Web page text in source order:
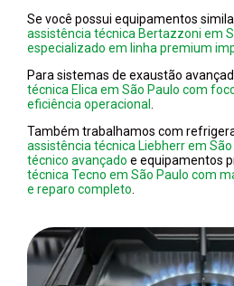
Se você possui equipamentos
assistência técnica Bertazzoni em
especializado em linha premium
Para sistemas de exaustão
técnica Elica em São Paulo com
eficiência operacional
Também trabalhamos com
assistência técnica Liebherr em
técnico avançado e equipamentos
técnica Tecno em São Paulo com
e reparo completo